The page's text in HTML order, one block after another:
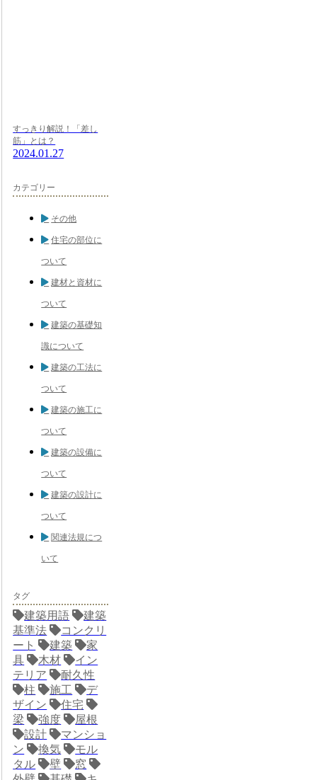
すっきり解説！「差し
筋」とは？
2024.01.27
カテゴリー
その他
住宅の部位に
ついて
建材と資材に
ついて
建築の基礎知
識について
建築の工法に
ついて
建築の施工に
ついて
建築の設備に
ついて
建築の設計に
ついて
関連法規につ
いて
タグ
建築用語
建築
基準法
コンクリ
ート
建築
家
具
木材
イン
テリア
耐久性
柱
施工
デ
ザイン
住宅
梁
強度
屋根
設計
マンショ
ン
換気
モル
タル
壁
窓